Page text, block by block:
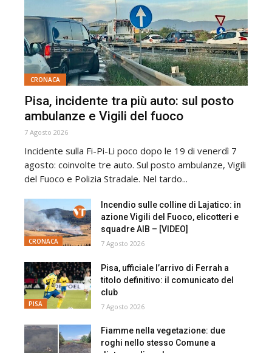
CRONACA
Pisa, incidente tra più auto: sul posto
ambulanze e Vigili del fuoco
7 Agosto 2026
Incidente sulla Fi-Pi-Li poco dopo le 19 di venerdì 7
agosto: coinvolte tre auto. Sul posto ambulanze, Vigili
del Fuoco e Polizia Stradale. Nel tardo...
CRONACA
Incendio sulle colline di Lajatico: in
azione Vigili del Fuoco, elicotteri e
squadre AIB – [VIDEO]
7 Agosto 2026
PISA
Pisa, ufficiale l’arrivo di Ferrah a
titolo definitivo: il comunicato del
club
7 Agosto 2026
Fiamme nella vegetazione: due
roghi nello stesso Comune a